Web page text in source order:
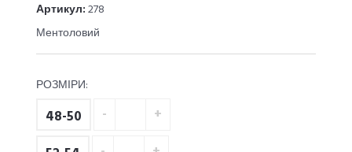
Артикул:278
Ментоловий
РОЗМІРИ:
48-50